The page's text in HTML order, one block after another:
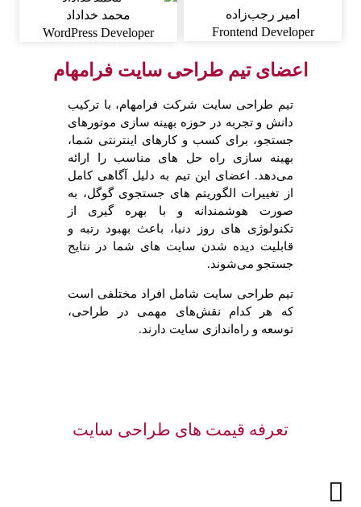
امیر رجب‌زاده
Frontend Developer
محمد خداداد
WordPress Developer
اعضای تیم طراحی سایت فرامهام
تیم طراحی سایت شرکت فرامهام، با ترکیب
دانش و تجربه در حوزه بهینه سازی موتورهای
جستجو، برای کسب و کارهای اینترنتی شما،
بهینه سازی راه حل های مناسب را ارائه
می‌دهد. اعضای این تیم به دلیل آگاهی کامل
از تغییرات الگوریتم های جستجوی گوگل، به
صورت هوشمندانه و با بهره گیری از
تکنولوژی های روز دنیا، باعث بهبود رتبه و
قابلیت دیده شدن سایت های شما در نتایج
جستجو می‌شوند.
تیم طراحی سایت شامل افراد مختلفی است
که هر کدام نقش‌های مهمی در طراحی،
توسعه و راه‌اندازی سایت دارند.
تعرفه قیمت های طراحی سایت